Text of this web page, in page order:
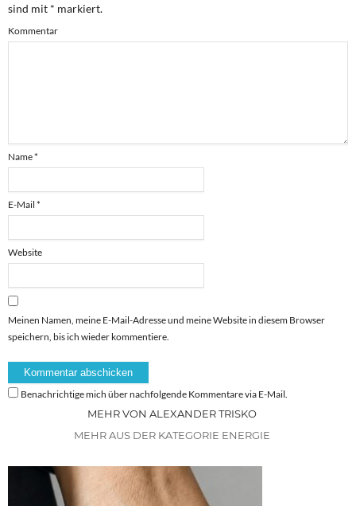
sind mit * markiert.
Kommentar
Name*
E-Mail *
Website
Meinen Namen, meine E-Mail-Adresse und meine Website in diesem Browser
speichern, bis ich wieder kommentiere.
Benachrichtige mich über nachfolgende Kommentare via E-Mail.
MEHR VON ALEXANDER TRISKO
MEHR AUS DER KATEGORIE ENERGIE